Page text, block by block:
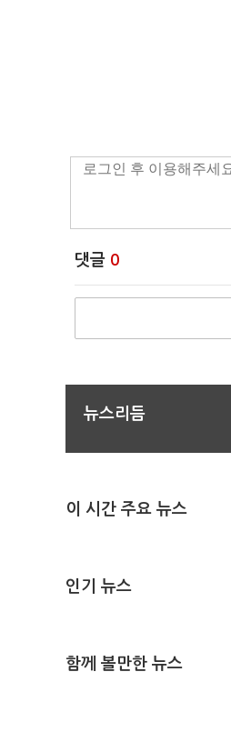
댓글 0
뉴스리듬
이 시간 주요 뉴스
인기 뉴스
함께 볼만한 뉴스